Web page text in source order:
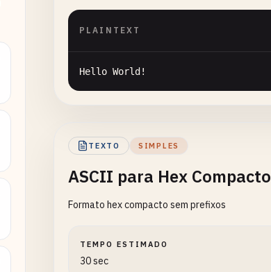
PLAINTEXT
Hello World !
TEXTO SIMPLES
ASCII para Hex Compacto
Formato hex compacto sem prefixos
TEMPO ESTIMADO
30 sec